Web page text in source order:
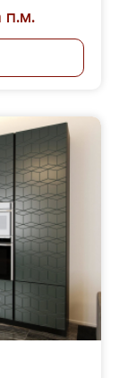
п.м.